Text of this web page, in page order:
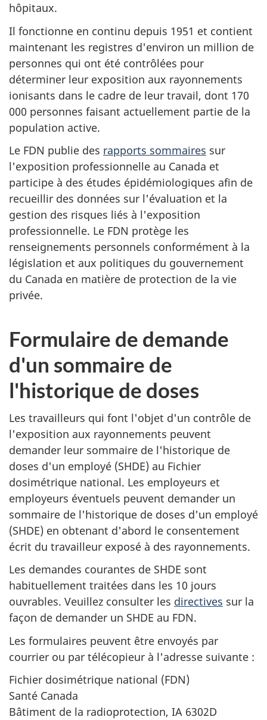
hôpitaux.
Il fonctionne en continu depuis 1951 et contient
maintenant les registres d'environ un million de
personnes qui ont été contrôlées pour
déterminer leur exposition aux rayonnements
ionisants dans le cadre de leur travail, dont 170
000 personnes faisant actuellement partie de la
population active.
Le FDN publie des rapports sommaires sur
l'exposition professionnelle au Canada et
participe à des études épidémiologiques afin de
recueillir des données sur l'évaluation et la
gestion des risques liés à l'exposition
professionnelle. Le FDN protège les
renseignements personnels conformément à la
législation et aux politiques du gouvernement
du Canada en matière de protection de la vie
privée.
Formulaire de demande
d'un sommaire de
l'historique de doses
Les travailleurs qui font l'objet d'un contrôle de
l'exposition aux rayonnements peuvent
demander leur sommaire de l'historique de
doses d'un employé (SHDE) au Fichier
dosimétrique national. Les employeurs et
employeurs éventuels peuvent demander un
sommaire de l'historique de doses d'un employé
(SHDE) en obtenant d'abord le consentement
écrit du travailleur exposé à des rayonnements.
Les demandes courantes de SHDE sont
habituellement traitées dans les 10 jours
ouvrables. Veuillez consulter les directives sur la
façon de demander un SHDE au FDN.
Les formulaires peuvent être envoyés par
courrier ou par télécopieur à l'adresse suivante :
Fichier dosimétrique national (FDN)
Santé Canada
Bâtiment de la radioprotection, IA 6302D